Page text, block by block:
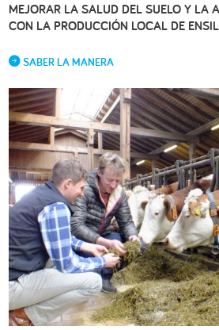
MEJORAR LA SALUD DEL SUELO Y LA
CON LA PRODUCCIÓN LOCAL DE
SABER LA MANERA